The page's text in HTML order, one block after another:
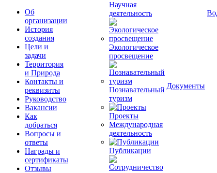
Об
организации
История
создания
Цели и
задачи
Территория
и Природа
Контакты и
реквизиты
Руководство
Вакансии
Как
добраться
Вопросы и
ответы
Награды и
сертификаты
Отзывы
Научная
деятельность
Экологическое
просвещение
Познавательный
туризм
Проекты
Международная
деятельность
Публикации
Документы